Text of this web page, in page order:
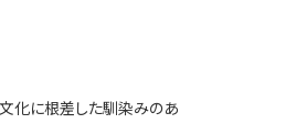
化に根差した馴染みのあ